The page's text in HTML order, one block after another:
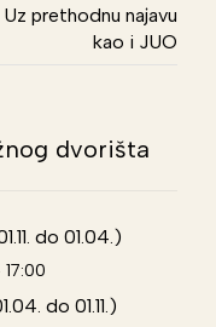
Uz prethodnu najavu
kao i JUO
dvorišta
do 01.04.)
do 01.11.)